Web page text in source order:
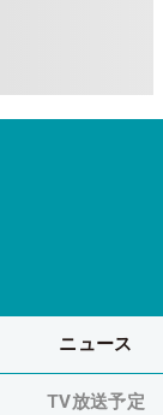
ニュース
TV放送予定